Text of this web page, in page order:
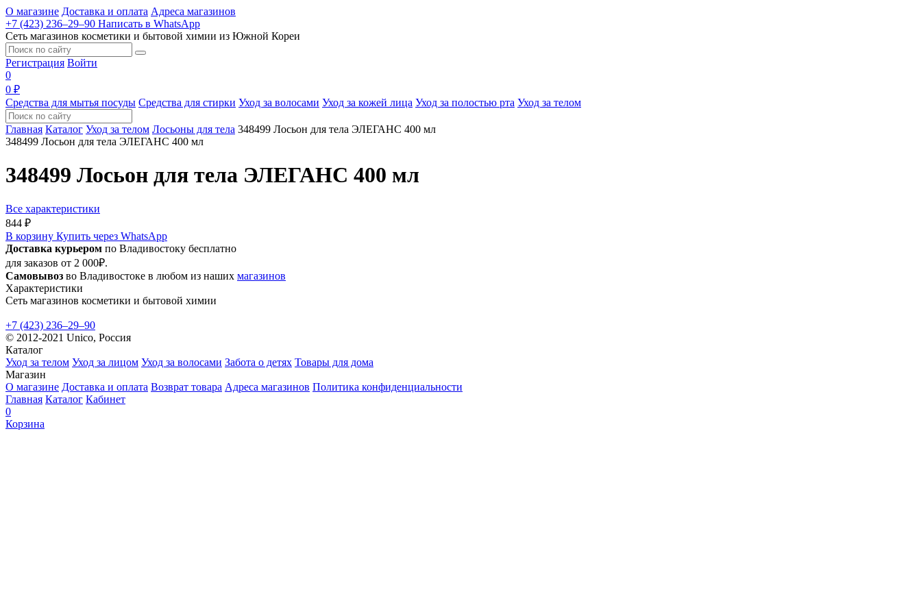
О магазине Доставка и оплата Адреса магазинов
+7 (423) 236‒29‒90 Написать в WhatsApp
Сеть магазинов косметики и бытовой химии из Южной Кореи
Регистрация Войти
0
0 ₽
Средства для мытья посуды Средства для стирки Уход за волосами Уход за кожей лица Уход за полостью рта Уход за телом
Главная Каталог Уход за телом Лосьоны для тела 348499 Лосьон для тела ЭЛЕГАНС 400 мл
348499 Лосьон для тела ЭЛЕГАНС 400 мл
348499 Лосьон для тела ЭЛЕГАНС 400 мл
Все характеристики
844 ₽
В корзину Купить через WhatsApp
Доставка курьером по Владивостоку бесплатно
для заказов от 2 000₽.
Самовывоз во Владивостоке в любом из наших магазинов
Характеристики
Сеть магазинов косметики и бытовой химии
+7 (423) 236‒29‒90
© 2012-2021 Unico, Россия
Каталог
Уход за телом Уход за лицом Уход за волосами Забота о детях Товары для дома
Магазин
О магазине Доставка и оплата Возврат товара Адреса магазинов Политика конфиденциальности
Главная Каталог Кабинет
0
Корзина